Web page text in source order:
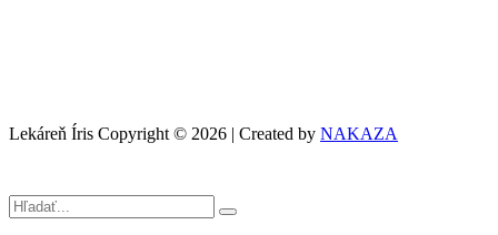
Lekáreň Íris Copyright © 2026 | Created by NAKAZA